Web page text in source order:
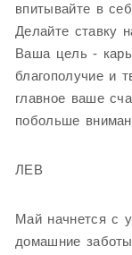
впитывайте в
Делайте ставку
Ваша цель -
благополучие и
главное ваше
побольше
ЛЕВ
Май начнется с
домашние